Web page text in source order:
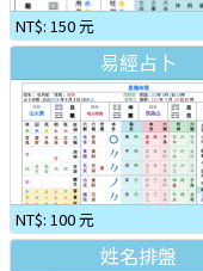
NT$: 150 元
易經占卜
NT$: 100 元
姓名排盤